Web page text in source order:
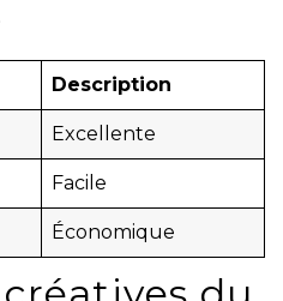
Description
Excellente
Facile
Économique